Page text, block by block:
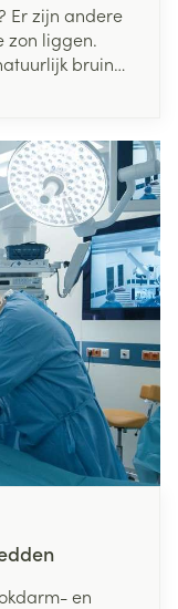
Er zijn andere
zon liggen.
bruin
en